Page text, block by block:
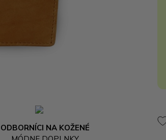
ODBORNÍCI NA KOŽENÉ